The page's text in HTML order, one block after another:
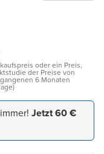
oder ein Preis,
der Preise von
6 Monaten
Jetzt 60 €